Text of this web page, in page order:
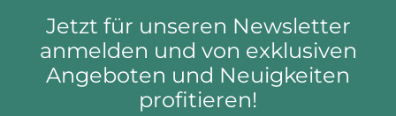
Jetzt für unseren Newsletter
anmelden und von exklusiven
Angeboten und Neuigkeiten
profitieren!